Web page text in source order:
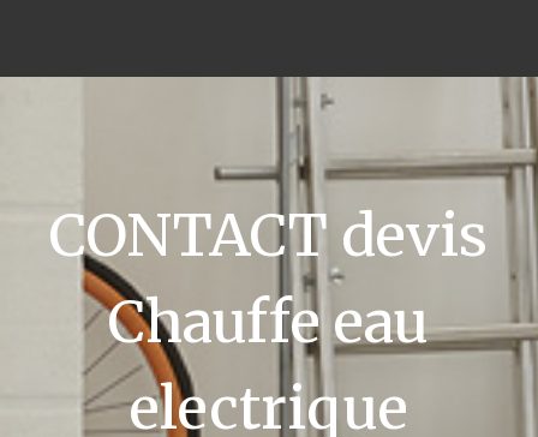
CONTACT devis
Chauffe eau
electrique